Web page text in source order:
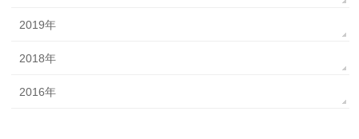
2019年
2018年
2016年